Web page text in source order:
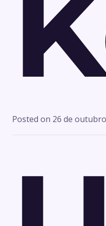
Posted on 26 de